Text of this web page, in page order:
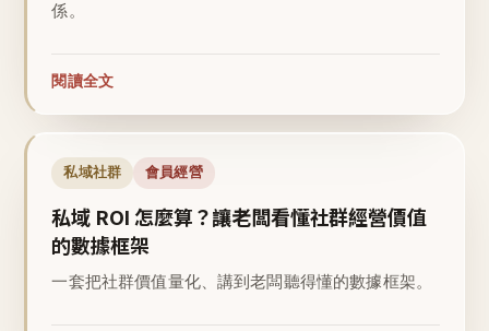
係。
閱讀全文
私域社群 會員經營
私域 ROI 怎麼算？讓老闆看懂社群經營價值
的數據框架
一套把社群價值量化、講到老闆聽得懂的數據框架。